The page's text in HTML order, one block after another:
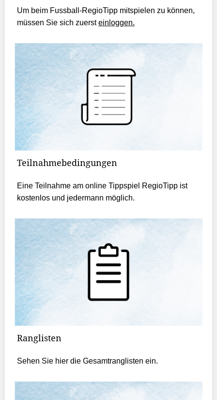
Um beim Fussball-RegioTipp mitspielen zu können,
müssen Sie sich zuersteinloggen.
Teilnahmebedingungen
Eine Teilnahme am online Tippspiel RegioTipp ist
kostenlos und jedermann möglich.
Ranglisten
Sehen Sie hier die Gesamtranglisten ein.